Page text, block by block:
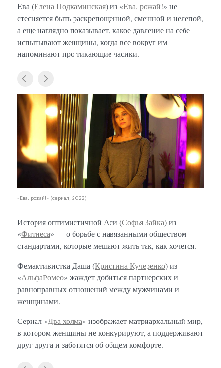
Ева (Елена Подкаминская) из «Ева, рожай!» не
стесняется быть раскрепощенной, смешной и нелепой,
а еще наглядно показывает, какое давление на себе
испытывают женщины, когда все вокруг им
напоминают про тикающие часики.
«Ева, рожай!» (сериал, 2022)
История оптимистичной Аси (Софья Зайка) из
«Фитнеса» — о борьбе с навязанными обществом
стандартами, которые мешают жить так, как хочется.
Фемактивистка Даша (Кристина Кучеренко) из
«АльфаРомео» жаждет добиться партнерских и
равноправных отношений между мужчинами и
женщинами.
Сериал «Два холма» изображает матриархальный мир,
в котором женщины не конкурируют, а поддерживают
друг друга и заботятся об общем комфорте.